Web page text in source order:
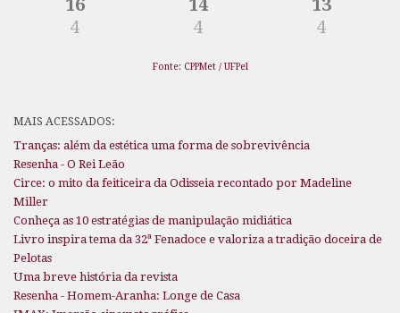
16
4
14
4
13
4
Fonte: CPPMet / UFPel
MAIS ACESSADOS:
Tranças: além da estética uma forma de sobrevivência
Resenha - O Rei Leão
Circe: o mito da feiticeira da Odisseia recontado por Madeline
Miller
Conheça as 10 estratégias de manipulação midiática
Livro inspira tema da 32ª Fenadoce e valoriza a tradição doceira de
Pelotas
Uma breve história da revista
Resenha - Homem-Aranha: Longe de Casa